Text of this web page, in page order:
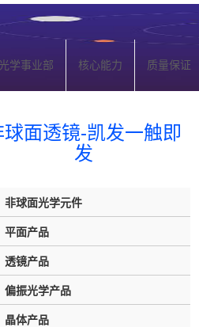
学事业部 核心能力 质量保证
球面透镜-凯发一触即
发
非球面光学元件
平面产品
透镜产品
偏振光学产品
晶体产品